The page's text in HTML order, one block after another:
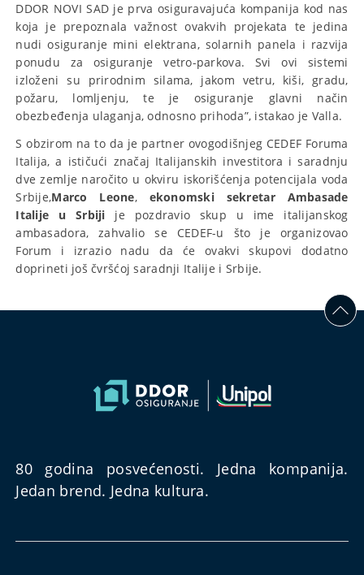
DDOR NOVI SAD je prva osiguravajuća kompanija kod nas
koja je prepoznala važnost ovakvih projekata te jedina
nudi osiguranje mini elektrana, solarnih panela i razvija
ponudu za osiguranje vetro-parkova. Svi ovi sistemi
izloženi su prirodnim silama, jakom vetru, kiši, gradu,
požaru, lomljenju, te je osiguranje glavni način
obezbeđenja ulaganja, odnosno prihoda”, istakao je Valla.
S obzirom na to da je partner ovogodišnjeg CEDEF Foruma
Italija, a ističući značaj Italijanskih investitora i saradnju
dve zemlje naročito u okviru iskorišćenja potencijala voda
Srbije,Marco Leone, ekonomski sekretar
Ambasade
Italije u Srbiji
je pozdravio skup u ime italijanskog
ambasadora, zahvalio se CEDEF-u što je organizovao
Forum i izrazio nadu da će ovakvi skupovi dodatno
doprineti još čvršćoj saradnji Italije i Srbije.
80 godina posvećenosti. Jedna kompanija.
Jedan brend. Jedna kultura.